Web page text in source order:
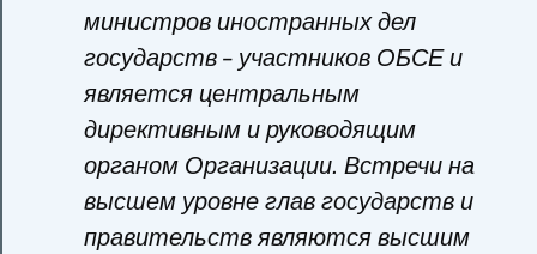
министров иностранных дел
государств – участников ОБСЕ и
является центральным
директивным и руководящим
органом Организации. Встречи на
высшем уровне глав государств и
правительств являются высшим